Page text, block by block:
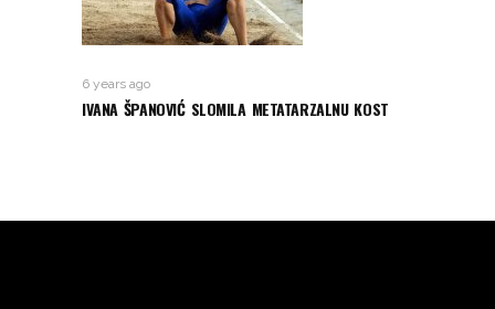
6 years ago
IVANA ŠPANOVIĆ SLOMILA METATARZALNU KOST